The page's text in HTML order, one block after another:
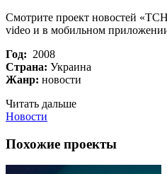
Смотрите проект новостей
video и в мобильном
Год: 2008
Страна: Украина
Жанр: новости
Читать дальше
Новости
Похожие проекты